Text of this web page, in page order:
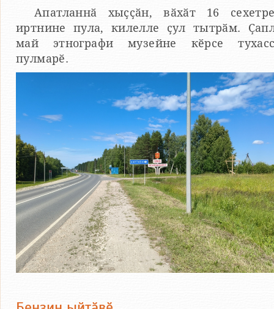
Апатланнӑ хыҫҫӑн, вӑхӑт 16
иртнине пула, килелле ҫул тытрӑм.
май этнографи музейне кӗрсе
пулмарӗ.